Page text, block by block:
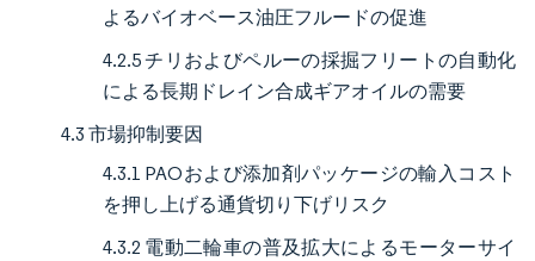
よるバイオベース油圧フルードの促進
4.2.5 チリおよびペルーの採掘フリートの自動化
による長期ドレイン合成ギアオイルの需要
4.3 市場抑制要因
4.3.1 PAOおよび添加剤パッケージの輸入コスト
を押し上げる通貨切り下げリスク
4.3.2 電動二輪車の普及拡大によるモーターサイ